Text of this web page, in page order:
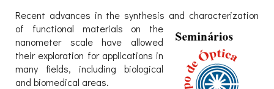
Recent advances in the synthesis and characterization
of functional materials on the
nanometer scale have allowed
their exploration for applications in
many fields, including biological
and biomedical areas.